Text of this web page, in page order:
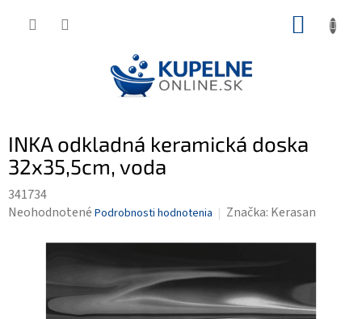
INKA odkladná keramická doska
32x35,5cm, voda
341734
Priemerné
produktu
Neohodnotené Podrobnosti hodnotenia Značka: Kerasan